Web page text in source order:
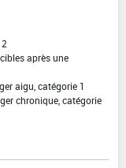
après une
aigu, catégorie 1
chronique, catégorie